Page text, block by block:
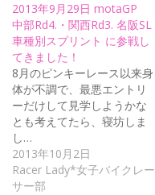
2013年9月29日 motaGP
中部Rd4.・関西Rd3. 名阪SL
車種別スプリント に参戦し
てきました！
8月のピンキーレース以来身
体が不調で、最悪エントリ
ーだけして見学しようかな
とも考えてたら、寝坊しま
し…
2013年10月2日
Racer Lady*女子バイクレー
サー部